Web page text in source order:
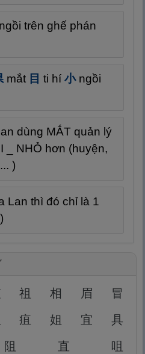
trên ghế phán
mắt 目 ti hí 小ngồi
dùng MẮT quản lý
_ NHỎ hơn (huyện,
)
Lan thì đó chỉ là 1
祖
Nghĩa: Tổ tiên, người sáng lập
相
Nghĩa: Cùng chung, qua lại lẫn
眉 冒
Nghĩa: Liều, đối mặt, thách
疽 姐 宜
具
阻 直 咀